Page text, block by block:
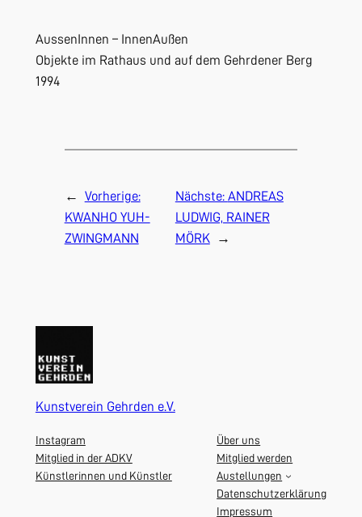
AussenInnen – InnenAußen
Objekte im Rathaus und auf dem Gehrdener Berg
1994
←
Vorherige:
KWANHO YUH-
ZWINGMANN
Nächste: ANDREAS
LUDWIG, RAINER
MÖRK
→
Kunstverein Gehrden e.V.
Instagram
Mitglied in der ADKV
Künstlerinnen und Künstler
Über uns
Mitglied werden
Austellungen
Datenschutzerklärung
Impressum